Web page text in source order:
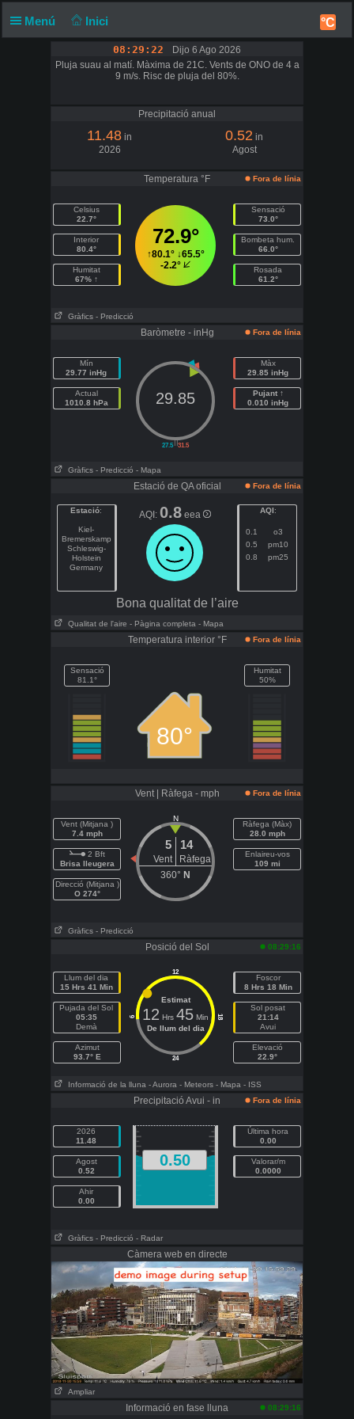
Menú Inici °C
08:29:23
Dijo 6 Ago 2026
Pluja suau al matí. Màxima de 21C. Vents de ONO de 4 a
9 m/s. Risc de pluja del 80%.
Precipitació anual
11.48 in
2026
0.52 in
Agost
Temperatura °F Fora de línia
Celsius
22.7°
Interior
80.4°
Humitat
67% ↑
72.9°
↑80.1°↓65.5°
-2.2°
Sensació
73.0°
Bombeta hum.
66.0°
Rosada
61.2°
Gràfics - Predicció
Baròmetre - inHg Fora de línia
Mín
29.77 inHg
Actual
1010.8 hPa
||
27.5 31.5
29.85
Màx
29.85 inHg
Pujant ↑
0.010 inHg
Gràfics - Predicció - Mapa
Estació de QA oficial Fora de línia
Estació:
Kiel-
Bremerskamp
Schleswig-
Holstein
Germany
AQI: 0.8 eea AQI:
0.1
o3
0.5
pm10
0.8
pm25
Bona qualitat de l’aire
Qualitat de l'aire - Pàgina completa - Mapa
Temperatura interior °F Fora de línia
Sensació
81.1°
80°
Humitat
50%
Vent | Ràfega - mph Fora de línia
Vent (Mitjana )
7.4 mph
2 Bft
Brisa lleugera
Direcció (Mitjana )
O 274°
N
5 14
Vent
Ràfega
360° N
Ràfega (Màx)
28.0 mph
Enlaireu-vos
109 mi
Gràfics - Predicció
Posició del Sol 08:29:16
Llum del dia
15 Hrs 41 Min
Pujada del Sol
05:35
Demà
Azimut
93.7° E
12
24
6 18
Estimat
12 Hrs 45 Min
De llum del dia
Foscor
8 Hrs 18 Min
Sol posat
21:14
Avui
Elevació
22.9°
Informació de la lluna - Aurora - Meteors - Mapa - ISS
Precipitació Avui - in Fora de línia
2026
11.48
Agost
0.52
Ahir
0.00
0.50
Última hora
0.00
Valorar/m
0.0000
Gràfics - Predicció - Radar
Càmera web en directe
Ampliar
Informació en fase lluna 08:29:16